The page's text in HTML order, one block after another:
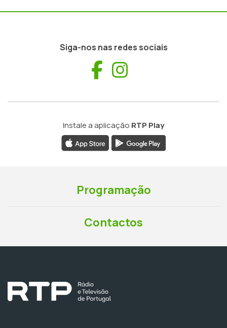
Siga-nos nas redes sociais
Facebook
Instale a aplicação RTP Play
Programação
Contactos